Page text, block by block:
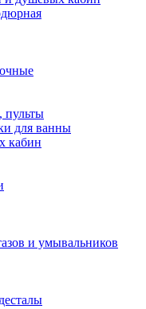
пульты
для ванны
кабин
и умывальников